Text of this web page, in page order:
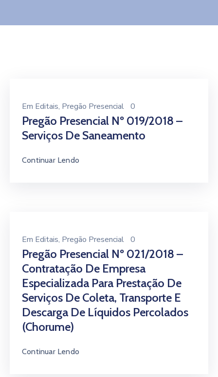
Em Editais‚ Pregão Presencial 0
Pregão Presencial Nº 019/2018 –
Serviços De Saneamento
Continuar Lendo
Em Editais‚ Pregão Presencial 0
Pregão Presencial Nº 021/2018 –
Contratação De Empresa
Especializada Para Prestação De
Serviços De Coleta, Transporte E
Descarga De Líquidos Percolados
(chorume)
Continuar Lendo